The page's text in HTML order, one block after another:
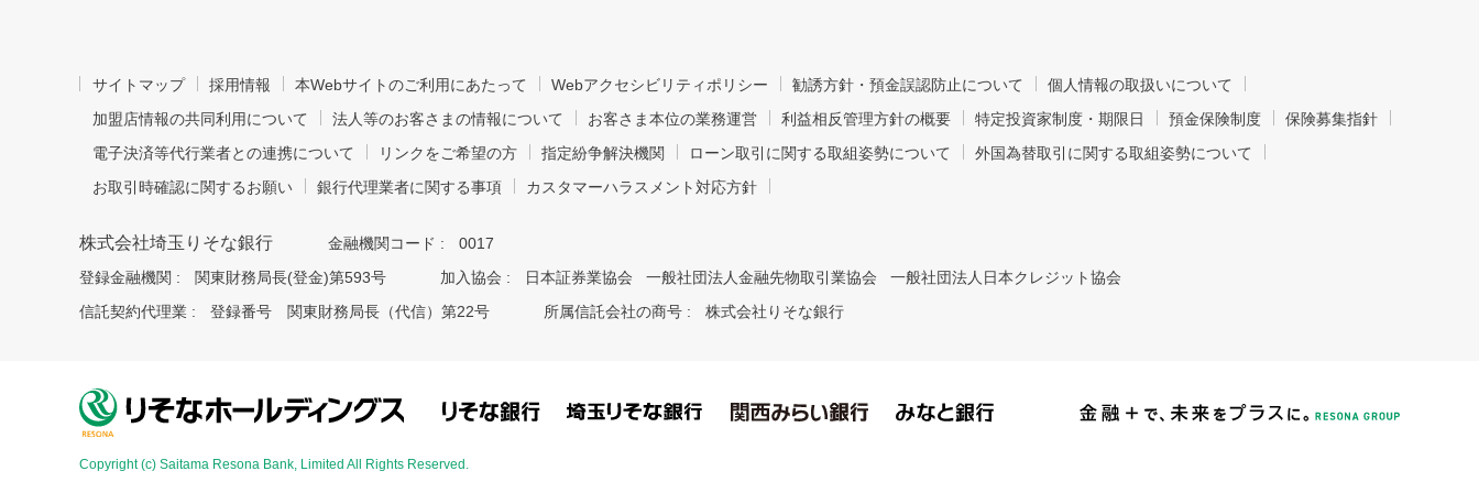
サイトマップ 採用情報 本Webサイトのご利用にあたって Webアクセシビリティポリシー 勧誘方針・預金誤認防止について
個人情報の取扱いについて
加盟店情報の共同利用について
法人等のお客さまの情報について お客さま本位の業務運営 利益相反管理方針の概要 特定投資家制度・期限日 預金保険制度
保険募集指針
電子決済等代行業者との連携について
リンクをご希望の方 指定紛争解決機関 ローン取引に関する取組姿勢について
外国為替取引に関する取組姿勢について
お取引時確認に関するお願い
銀行代理業者に関する事項 カスタマーハラスメント対応方針
株式会社埼玉りそな銀行 金融機関コード :
0017
登録金融機関 :
関東財務局長(登金)第593号 加入協会 :
日本証券業協会 一般社団法人金融先物取引業協会 一般社団法人日本クレジット協会
信託契約代理業 :
登録番号 関東財務局長（代信）第22号 所属信託会社の商号 : 株式会社りそな銀行
Copyright (c) Saitama Resona Bank, Limited All Rights Reserved.